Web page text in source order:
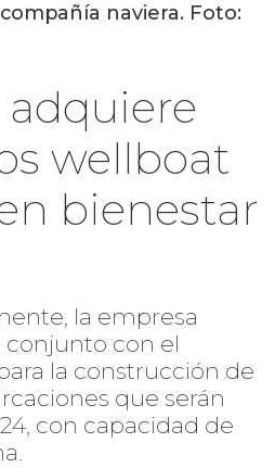
naviera. Foto:
wellboat
bienestar
la empresa
conjunto con el
la construcción de
que serán
con capacidad de